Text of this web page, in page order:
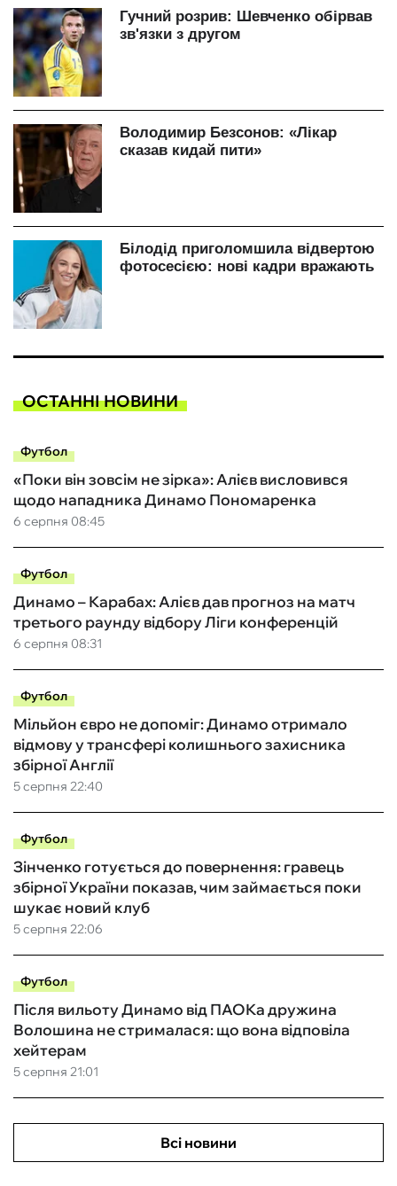
ОСТАННІ НОВИНИ
Футбол
6 серпня 08:45
«Поки він зовсім не зірка»: Алієв висловився
щодо нападника Динамо Пономаренка
Футбол
6 серпня 08:31
Динамо – Карабах: Алієв дав прогноз на матч
третього раунду відбору Ліги конференцій
Футбол
5 серпня 22:40
Мільйон євро не допоміг: Динамо отримало
відмову у трансфері колишнього захисника
збірної Англії
Футбол
5 серпня 22:06
Зінченко готується до повернення: гравець
збірної України показав, чим займається поки
шукає новий клуб
Футбол
5 серпня 21:01
Після вильоту Динамо від ПАОКа дружина
Волошина не стрималася: що вона відповіла
хейтерам
Всі новини